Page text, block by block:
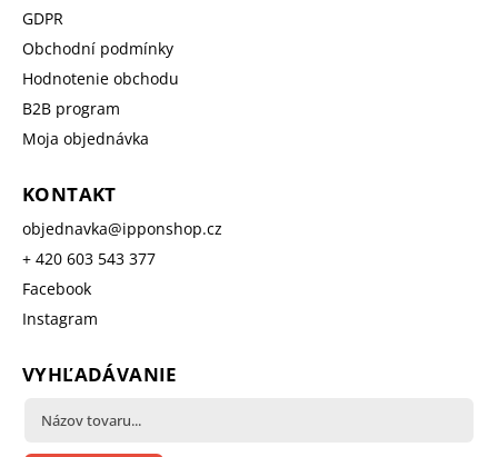
GDPR
Obchodní podmínky
Hodnotenie obchodu
B2B program
Moja objednávka
KONTAKT
objednavka@ipponshop.cz
+ 420 603 543 377
Facebook
Instagram
VYHĽADÁVANIE